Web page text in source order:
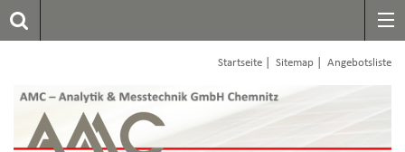
Startseite Sitemap Angebotsliste